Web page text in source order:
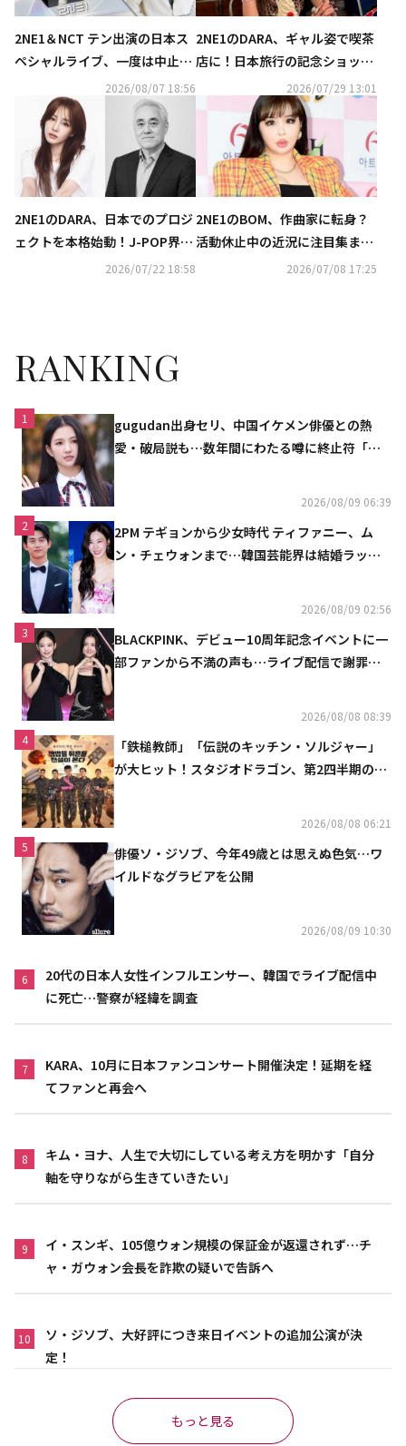
2NE1＆NCT テン出演の日本ス
ペシャルライブ、一度は中止発
表も…開催が再決定！2026/08/07 18:56
2NE1のDARA、ギャル姿で喫茶
店に！日本旅行の記念ショット
を公開（動画あり）2026/07/29 13:01
2NE1のDARA、日本でのプロジ
ェクトを本格始動！J-POP界の
ベテランとタッグ2026/07/22 18:58
2NE1のBOM、作曲家に転身？
活動休止中の近況に注目集まる
「どうにでもなって！」
2026/07/08 17:25
RANKING
1
gugudan出身セリ、中国イケメン俳優との熱
愛・破局説も…数年間にわたる噂に終止符「邪
2026/08/09 06:39
2
2PM テギョンから少女時代 ティファニー、ム
ン・チェウォンまで…韓国芸能界は結婚ラッシ
2026/08/09 02:56
3
BLACKPINK、デビュー10周年記念イベントに一
部ファンから不満の声も…ライブ配信で謝罪
2026/08/08 08:39
4
「鉄槌教師」「伝説のキッチン・ソルジャー」
が大ヒット！スタジオドラゴン、第2四半期の売
2026/08/08 06:21
5
俳優ソ・ジソブ、今年49歳とは思えぬ色気…ワ
イルドなグラビアを公開
2026/08/09 10:30
6
20代の日本人女性インフルエンサー、韓国でライブ配信中
に死亡…警察が経緯を調査
7
KARA、10月に日本ファンコンサート開催決定！延期を経
てファンと再会へ
8
キム・ヨナ、人生で大切にしている考え方を明かす「自分
軸を守りながら生きていきたい」
9
イ・スンギ、105億ウォン規模の保証金が返還されず…チ
ャ・ガウォン会長を詐欺の疑いで告訴へ
10
ソ・ジソブ、大好評につき来日イベントの追加公演が決
定！
もっと見る